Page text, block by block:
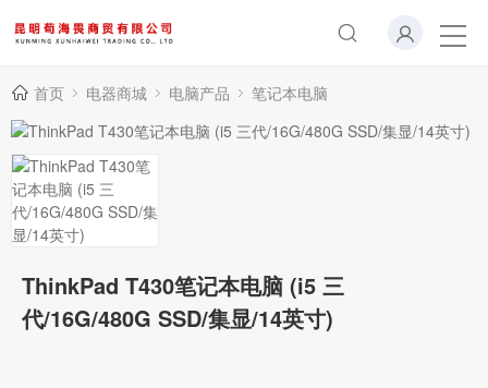
首页 电器商城 电脑产品 笔记本电脑
ThinkPad T430笔记本电脑 (i5 三
代/16G/480G SSD/集显/14英寸)